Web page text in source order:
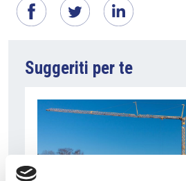
Suggeriti per te